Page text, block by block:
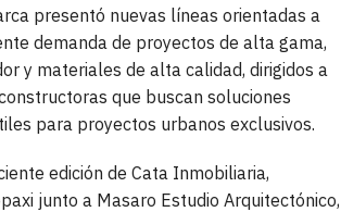
presentó nuevas líneas orientadas a
demanda de proyectos de alta gama,
y materiales de alta calidad, dirigidos a
que buscan soluciones
para proyectos urbanos exclusivos.
edición de Cata Inmobiliaria,
junto a Masaro Estudio Arquitectónico,